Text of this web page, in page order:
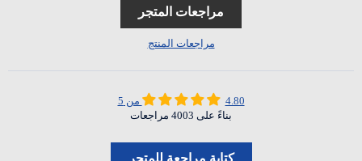
مراجعات المتجر
مراجعات المنتج
4.80 من 5
بناءً على 4003 مراجعات
كتابة مراجعة للمتجر